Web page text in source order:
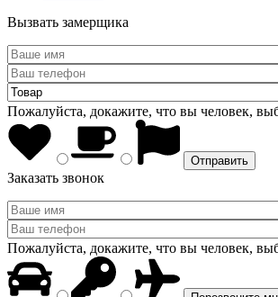
Вызвать замерщика
Пожалуйста, докажите, что вы человек,
Заказать звонок
Пожалуйста, докажите, что вы человек,